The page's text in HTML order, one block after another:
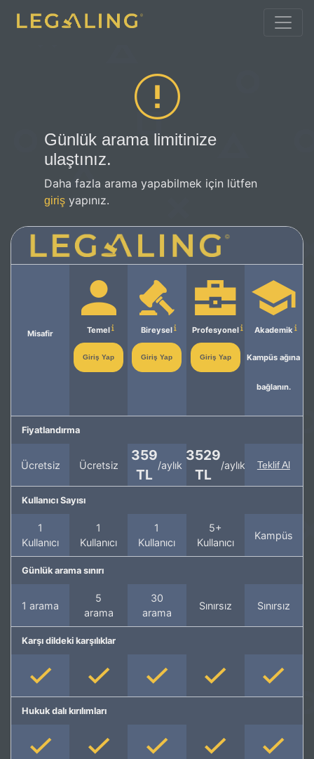
Günlük arama limitinize
ulaştınız.
Daha fazla arama yapabilmek için lütfen
giriş yapınız.
Misafir Temel
Giriş Yap
Bireysel
Giriş Yap
Profesyonel
Giriş Yap
Akademik
Kampüs ağına
bağlanın.
Fiyatlandırma
Ücretsiz Ücretsiz
359
TL
/aylık
3529
TL
/aylık Teklif Al
Kullanıcı Sayısı
1
Kullanıcı
1
Kullanıcı
1
Kullanıcı
5+
Kullanıcı
Kampüs
Günlük arama sınırı
1 arama
5
arama
30
arama
Sınırsız Sınırsız
Karşı dildeki karşılıklar
Hukuk dalı kırılımları